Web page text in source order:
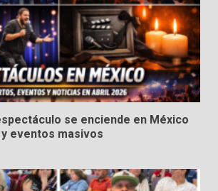
se enciende en México
eventos masivos